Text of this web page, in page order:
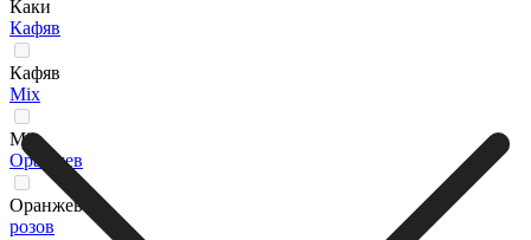
Каки
Кафяв
Кафяв
Мix
Мix
Оранжев
Оранжев
розов